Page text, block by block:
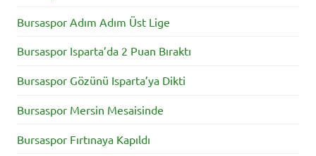
Bursaspor Adım Adım Üst Lige
Bursaspor Isparta’da 2 Puan Bıraktı
Bursaspor Gözünü Isparta’ya Dikti
Bursaspor Mersin Mesaisinde
Bursaspor Fırtınaya Kapıldı